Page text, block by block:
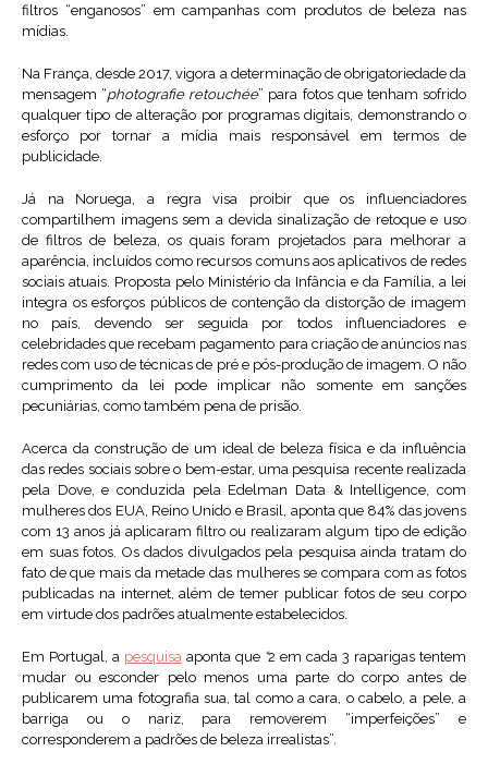
filtros “enganosos” em campanhas com produtos de beleza nas
mídias.
Na França, desde 2017, vigora a determinação de obrigatoriedade da
mensagem “photografie retouchée” para fotos que tenham sofrido
qualquer tipo de alteração por programas digitais, demonstrando o
esforço por tornar a mídia mais responsável em termos de
publicidade.
Já na Noruega, a regra visa proibir que os influenciadores
compartilhem imagens sem a devida sinalização de retoque e uso
de filtros de beleza, os quais foram projetados para melhorar a
aparência, incluídos como recursos comuns aos aplicativos de redes
sociais atuais. Proposta pelo Ministério da Infância e da Família, a lei
integra os esforços públicos de contenção da distorção de imagem
no país, devendo ser seguida por todos influenciadores e
celebridades que recebam pagamento para criação de anúncios nas
redes com uso de técnicas de pré e pós-produção de imagem. O não
cumprimento da lei pode implicar não somente em sanções
pecuniárias, como também pena de prisão.
Acerca da construção de um ideal de beleza física e da influência
das redes sociais sobre o bem-estar, uma pesquisa recente realizada
pela Dove, e conduzida pela Edelman Data & Intelligence, com
mulheres dos EUA, Reino Unido e Brasil, aponta que 84% das jovens
com 13 anos já aplicaram filtro ou realizaram algum tipo de edição
em suas fotos. Os dados divulgados pela pesquisa ainda tratam do
fato de que mais da metade das mulheres se compara com as fotos
publicadas na internet, além de temer publicar fotos de seu corpo
em virtude dos padrões atualmente estabelecidos.
Em Portugal, a pesquisaaponta que “2 em cada 3 raparigas tentem
mudar ou esconder pelo menos uma parte do corpo antes de
publicarem uma fotografia sua, tal como a cara, o cabelo, a pele, a
barriga ou o nariz, para removerem “imperfeições” e
corresponderem a padrões de beleza irrealistas”.